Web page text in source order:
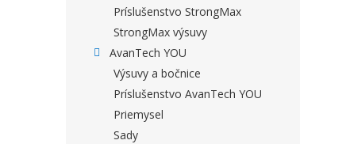
Príslušenstvo StrongMax
StrongMax výsuvy
AvanTech YOU
Výsuvy a bočnice
Príslušenstvo AvanTech YOU
Priemysel
Sady